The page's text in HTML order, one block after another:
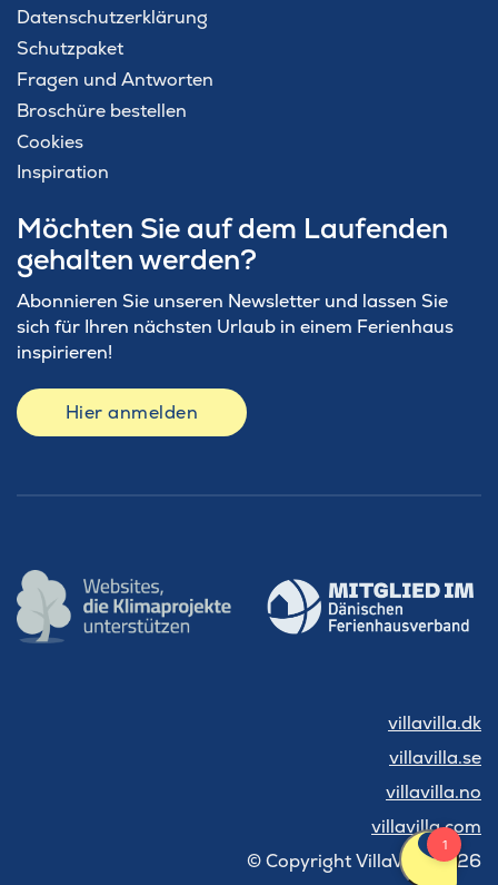
Datenschutzerklärung
Schutzpaket
Fragen und Antworten
Broschüre bestellen
Cookies
Inspiration
Möchten Sie auf dem Laufenden
gehalten werden?
Abonnieren Sie unseren Newsletter und lassen Sie
sich für Ihren nächsten Urlaub in einem Ferienhaus
inspirieren!
Hier anmelden
villavilla.dk
villavilla.se
villavilla.no
villavilla.com
© Copyright VillaVilla 2026